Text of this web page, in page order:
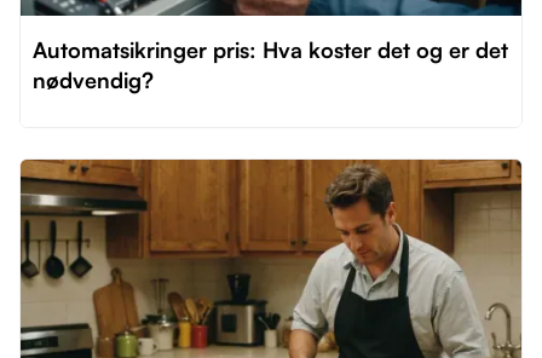
Automatsikringer pris: Hva koster det og er det
nødvendig?